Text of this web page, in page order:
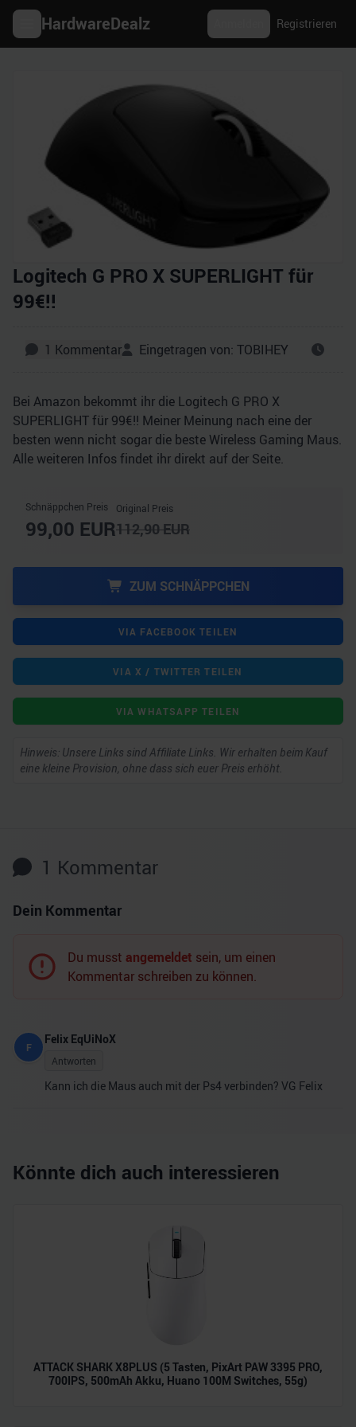
HardwareDealz Registrieren
Logitech G PRO X SUPERLIGHT für
99€!!
1 Kommentar Eingetragen von: TOBIHEY
Bei Amazon bekommt ihr die Logitech G PRO X
SUPERLIGHT für 99€!! Meiner Meinung nach eine der
besten wenn nicht sogar die beste Wireless Gaming Maus.
Alle weiteren Infos findet ihr direkt auf der Seite.
Schnäppchen Preis
99,00 EUR
Original Preis
112,90EUR
ZUM SCHNÄPPCHEN
VIA FACEBOOK TEILEN
VIA X / TWITTER TEILEN
VIA WHATSAPP TEILEN
Hinweis: Unsere Links sind Affiliate Links. Wir erhalten beim Kauf
eine kleine Provision, ohne dass sich euer Preis erhöht.
1 Kommentar
Dein Kommentar
Du musst angemeldet sein, um einen
Kommentar schreiben zu können.
F
Felix EqUiNoX
Antworten
Kann ich die Maus auch mit der Ps4 verbinden? VG Felix
Könnte dich auch interessieren
ATTACK SHARK X8PLUS (5 Tasten, PixArt PAW 3395 PRO,
700IPS, 500mAh Akku, Huano 100M Switches, 55g)